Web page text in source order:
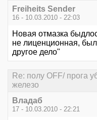
Freiheits Sender
16 - 10.03.2010 - 22:03
Новая отмазка
не лиценционная,
другое дело"
Re: полу OFF/ прога
железо
Владаб
17 - 10.03.2010 - 22:21